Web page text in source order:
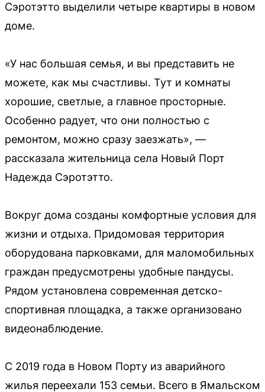
Сэротэтто выделили четыре квартиры в новом
доме.
«У нас большая семья, и вы представить не
можете, как мы счастливы. Тут и комнаты
хорошие, светлые, а главное просторные.
Особенно радует, что они полностью с
ремонтом, можно сразу заезжать», —
рассказала жительница села Новый Порт
Надежда Сэротэтто.
Вокруг дома созданы комфортные условия для
жизни и отдыха. Придомовая территория
оборудована парковками, для маломобильных
граждан предусмотрены удобные пандусы.
Рядом установлена современная детско-
спортивная площадка, а также организовано
видеонаблюдение.
С 2019 года в Новом Порту из аварийного
жилья переехали 153 семьи. Всего в Ямальском